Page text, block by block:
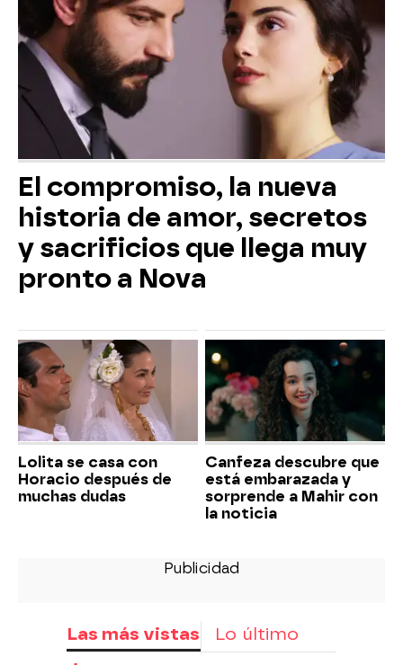
El compromiso, la nueva
historia de amor, secretos
y sacrificios que llega muy
pronto a Nova
Lolita se casa con
Horacio después de
muchas dudas
Canfeza descubre que
está embarazada y
sorprende a Mahir con
la noticia
Las más vistas Lo último